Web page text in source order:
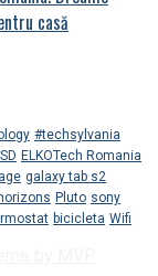
casă
#techsylvania
ELKOTech Romania
galaxy tab s2
Pluto sony
bicicleta Wifi